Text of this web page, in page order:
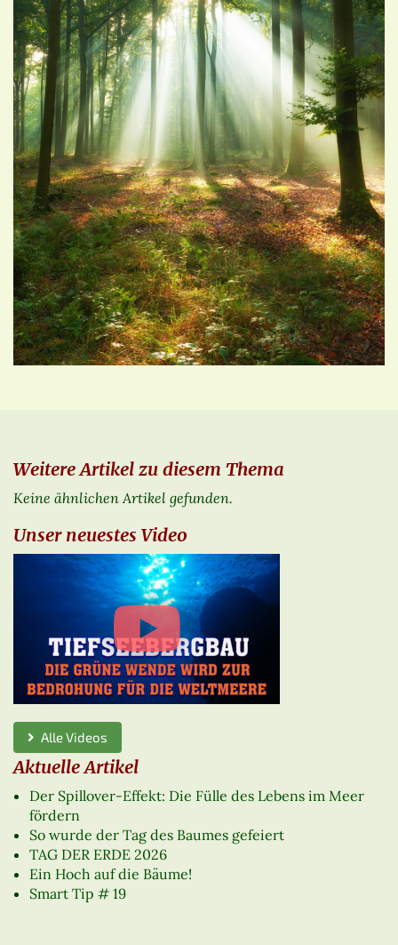
Weitere Artikel zu diesem Thema
Keine ähnlichen Artikel gefunden.
Unser neuestes Video
Alle Videos
Aktuelle Artikel
Der Spillover-Effekt: Die Fülle des Lebens im Meer
fördern
So wurde der Tag des Baumes gefeiert
TAG DER ERDE 2026
Ein Hoch auf die Bäume!
Smart Tip # 19